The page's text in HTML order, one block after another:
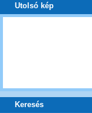
Utolsó kép
Keresés